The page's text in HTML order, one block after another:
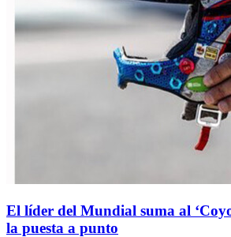
El líder del Mundial suma al
la puesta a punto